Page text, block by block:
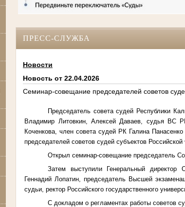
ПРЕСС-СЛУЖБА
Новости
Новость от 22.04.2026
Семинар-совещание председателей советов
Председатель совета судей Республики
Владимир Литовкин, Алексей Даваев, судья ВС
Коченкова, член совета судей РК Галина
председателей советов судейсубъектов Российской
Открыл семинар-совещание председатель
Затем выступили Генеральный директор
Геннадий Лопатин, председатель Высшей
судьи, ректор Российского государственного
С докладом о регламентах работы советов